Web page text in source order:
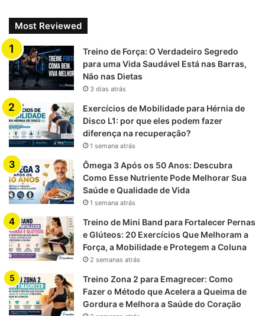
Most Reviewed
Treino de Força: O Verdadeiro Segredo
para uma Vida Saudável Está nas Barras,
Não nas Dietas
3 dias atrás
Exercícios de Mobilidade para Hérnia de
Disco L1: por que eles podem fazer
diferença na recuperação?
1 semana atrás
Ômega 3 Após os 50 Anos: Descubra
Como Esse Nutriente Pode Melhorar Sua
Saúde e Qualidade de Vida
1 semana atrás
Treino de Mini Band para Fortalecer Pernas
e Glúteos: 20 Exercícios Que Melhoram a
Força, a Mobilidade e Protegem a Coluna
2 semanas atrás
Treino Zona 2 para Emagrecer: Como
Fazer o Método que Acelera a Queima de
Gordura e Melhora a Saúde do Coração